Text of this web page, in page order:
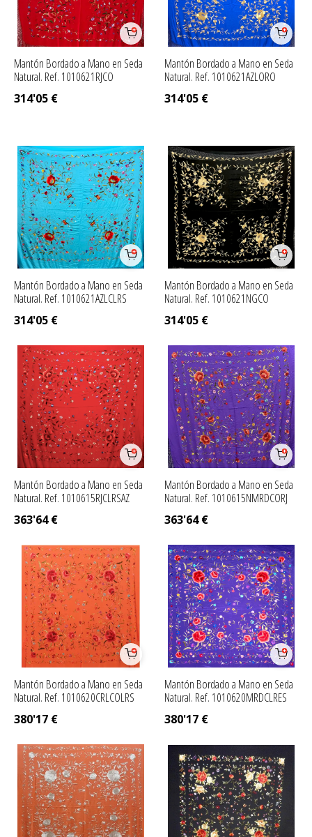
Mantón Bordado a Mano en Seda
Natural. Ref. 1010621RJCO
314'05 €
Mantón Bordado a Mano en Seda
Natural. Ref. 1010621AZLORO
314'05 €
Mantón Bordado a Mano en Seda
Natural. Ref. 1010621AZLCLRS
314'05 €
Mantón Bordado a Mano en Seda
Natural. Ref. 1010621NGCO
314'05 €
Mantón Bordado a Mano en Seda
Natural. Ref. 1010615RJCLRSAZ
363'64€
Mantón Bordado a Mano en Seda
Natural. Ref. 1010615NMRDCORJ
363'64€
Mantón Bordado a Mano en Seda
Natural. Ref. 1010620CRLCOLRS
380'17 €
Mantón Bordado a Mano en Seda
Natural. Ref. 1010620MRDCLRES
380'17 €